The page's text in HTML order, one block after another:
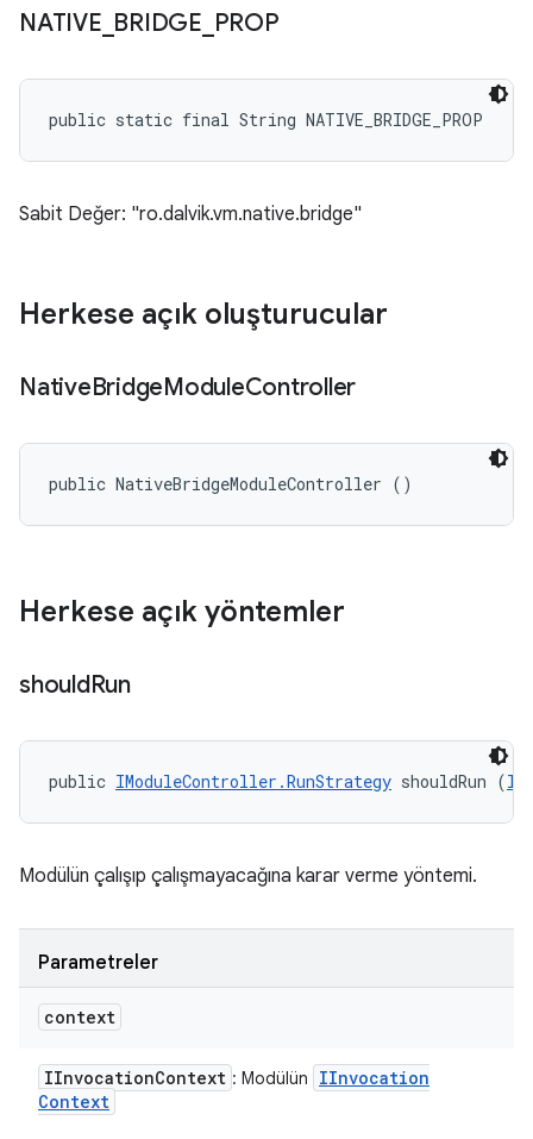
NATIVE BRIDGE PROP
public static final String NATIVE_BRIDGE_PROP
Sabit Değer: "ro.dalvik.vm.native.bridge"
Herkese açık oluşturucular
NativeBridgeModuleController
public NativeBridgeModuleController ()
Herkese açık yöntemler
shouldRun
public IModuleController.RunStrategy shouldRun (
Modülün çalışıp çalışmayacağına karar verme yöntemi.
Parametreler
context
IInvocationContext : Modülün
IInvocation
Context